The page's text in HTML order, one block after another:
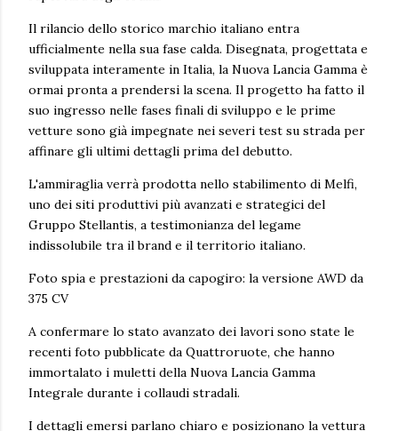
Il rilancio dello storico marchio italiano entra
ufficialmente nella sua fase calda. Disegnata, progettata e
sviluppata interamente in Italia, la Nuova Lancia Gamma è
ormai pronta a prendersi la scena. Il progetto ha fatto il
suo ingresso nelle fases finali di sviluppo e le prime
vetture sono già impegnate nei severi test su strada per
affinare gli ultimi dettagli prima del debutto.
L'ammiraglia verrà prodotta nello stabilimento di Melfi,
uno dei siti produttivi più avanzati e strategici del
Gruppo Stellantis, a testimonianza del legame
indissolubile tra il brand e il territorio italiano.
Foto spia e prestazioni da capogiro: la versione AWD da
375 CV
A confermare lo stato avanzato dei lavori sono state le
recenti foto pubblicate da Quattroruote, che hanno
immortalato i muletti della Nuova Lancia Gamma
Integrale durante i collaudi stradali.
I dettagli emersi parlano chiaro e posizionano la vettura